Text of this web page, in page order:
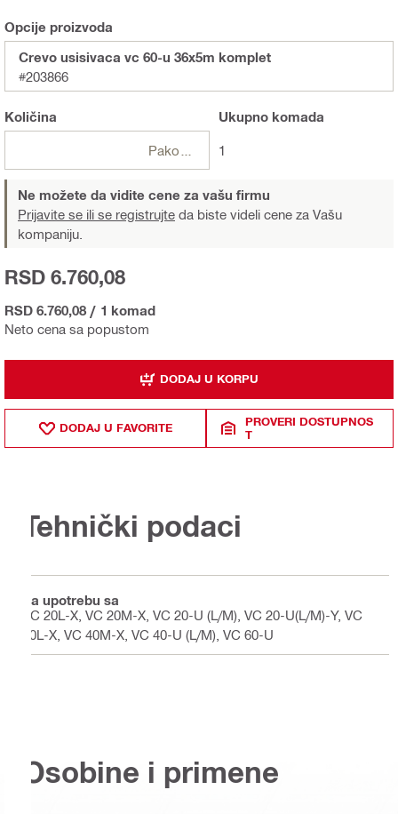
Opcije proizvoda
Crevo usisivaca vc 60-u 36x5m komplet
#203866
Količina Ukupnokomada
1
Ne možete da vidite cene za vašu firmu
Prijavite se ili se registrujte da biste videli cene za Vašu
kompaniju.
Neto cena sa popustom
RSD 6.760,08
RSD 6.760,08 / 1 komad
DODAJ U KORPU
DODAJ U FAVORITE
PROVERI DOSTUPNOS
T
Tehnički podaci
Za upotrebu sa
VC 20L-X, VC 20M-X, VC 20-U (L/M), VC 20-U(L/M)-Y, VC
40L-X, VC 40M-X, VC 40-U (L/M), VC 60-U
Osobine i primene